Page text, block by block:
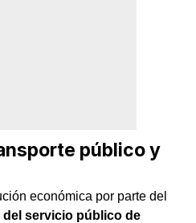
público y
económica por parte del
servicio público de